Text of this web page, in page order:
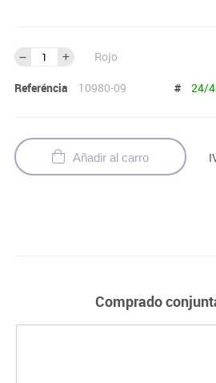
Rojo
Referéncia 10980-09 # 24/
Añadir al carro
Comprado